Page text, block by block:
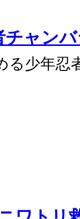
チャン
る少年忍